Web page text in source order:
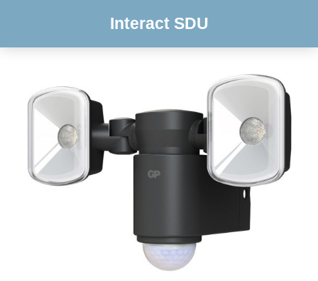
Interact SDU